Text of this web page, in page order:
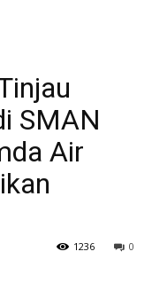
SMAN
Air
0
1236